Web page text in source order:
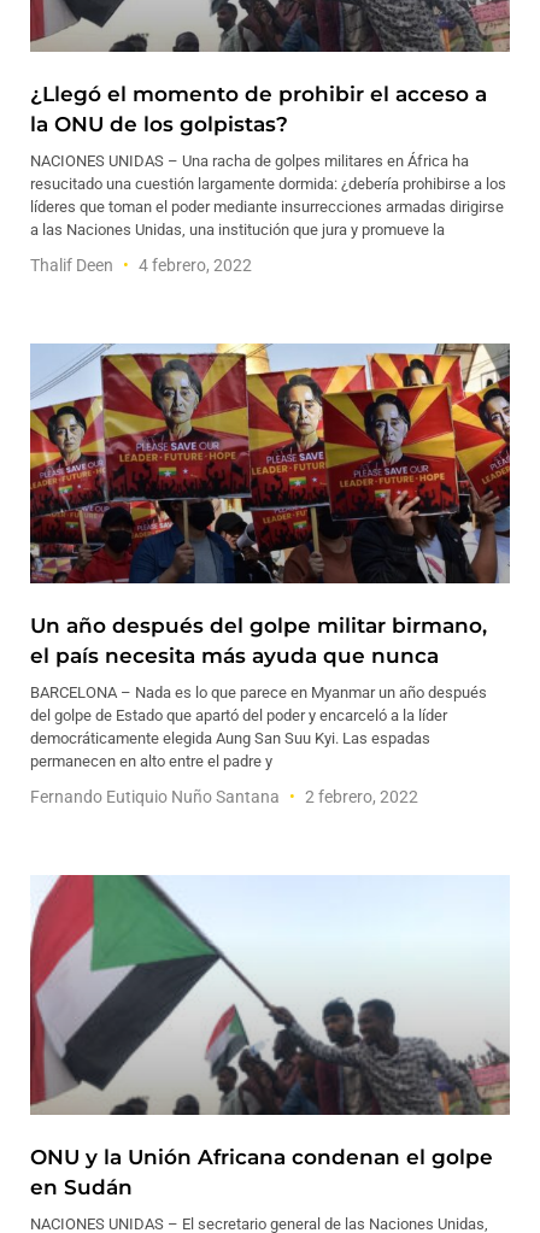
¿Llegó el momento de prohibir el acceso a
la ONU de los golpistas?
NACIONES UNIDAS – Una racha de golpes militares en África ha
resucitado una cuestión largamente dormida: ¿debería prohibirse a los
líderes que toman el poder mediante insurrecciones armadas dirigirse
a las Naciones Unidas, una institución que jura y promueve la
Thalif Deen 4 febrero, 2022
Un año después del golpe militar birmano,
el país necesita más ayuda que nunca
BARCELONA – Nada es lo que parece en Myanmar un año después
del golpe de Estado que apartó del poder y encarceló a la líder
democráticamente elegida Aung San Suu Kyi. Las espadas
permanecen en alto entre el padre y
Fernando Eutiquio Nuño Santana 2 febrero, 2022
ONU y la Unión Africana condenan el golpe
en Sudán
NACIONES UNIDAS – El secretario general de las Naciones Unidas,